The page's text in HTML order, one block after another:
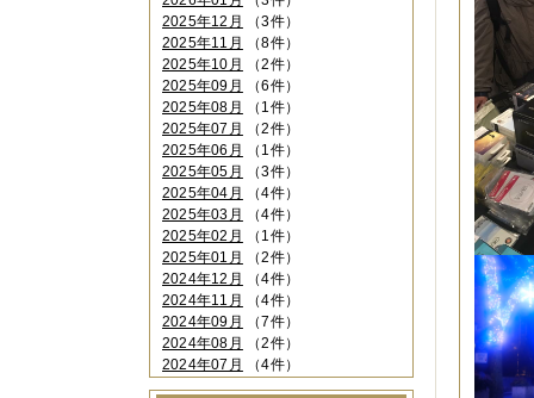
2025年12月
（3件）
2025年11月
（8件）
2025年10月
（2件）
2025年09月
（6件）
2025年08月
（1件）
2025年07月
（2件）
2025年06月
（1件）
2025年05月
（3件）
2025年04月
（4件）
2025年03月
（4件）
2025年02月
（1件）
2025年01月
（2件）
2024年12月
（4件）
2024年11月
（4件）
2024年09月
（7件）
2024年08月
（2件）
2024年07月
（4件）
2024年06月（4件）